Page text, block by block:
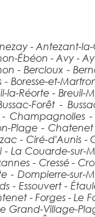
- Antezant-
Ébéon - Avy -
- Bercloux -
- Boresse-et-
la-Réorte - Breuil-
Forêt -
Champagnolles
Plage -
- Ciré-d'Aunis -
La Couarde-sur-
- Cressé -
- Dompierre-sur-
- Essouvert -
- Forges - Le
Grand-Village-